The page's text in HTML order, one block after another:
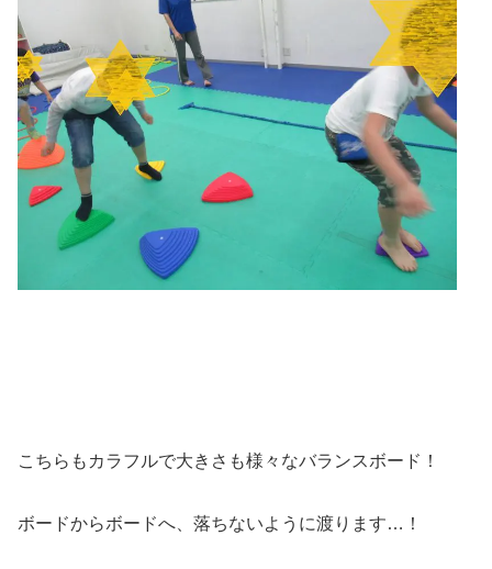
こちらもカラフルで大きさも様々なバランスボード！
ボードからボードへ、落ちないように渡ります…！